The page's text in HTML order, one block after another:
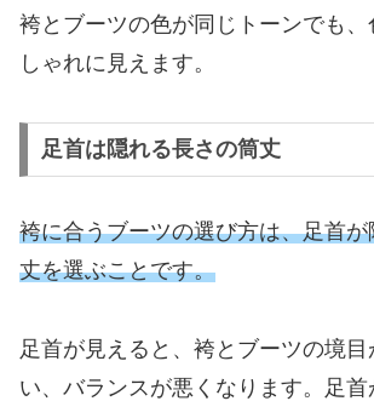
袴とブーツの色が同じトーンでも
しゃれに見えます。
足首は隠れる長さの筒丈
袴に合うブーツの選び方は、足首
丈を選ぶことです。
足首が見えると、袴とブーツの境目
い、バランスが悪くなります。足